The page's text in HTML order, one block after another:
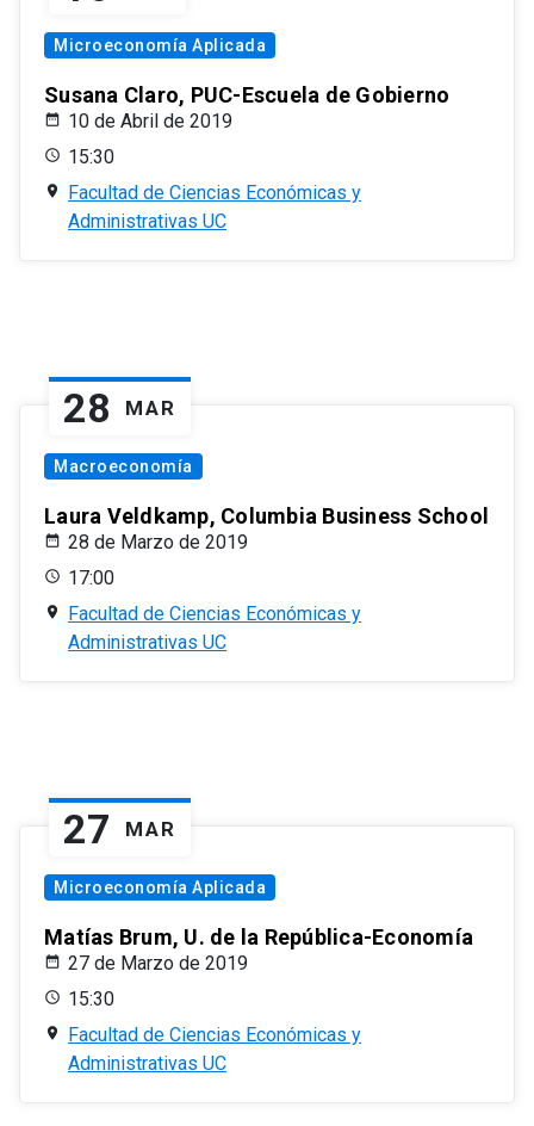
Microeconomía Aplicada
Susana Claro, PUC-Escuela de Gobierno
10 de Abril de 2019
15:30
Facultad de Ciencias Económicas y
Administrativas UC
28 MAR
Macroeconomía
Laura Veldkamp, Columbia Business School
28 de Marzo de 2019
17:00
Facultad de Ciencias Económicas y
Administrativas UC
27 MAR
Microeconomía Aplicada
Matías Brum, U. de la República-Economía
27 de Marzo de 2019
15:30
Facultad de Ciencias Económicas y
Administrativas UC